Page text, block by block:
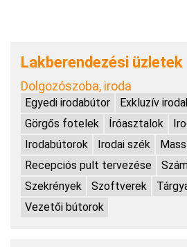
Lakberendezési üzletek
Dolgozószoba, iroda
Egyedi irodabútor
Exkluzív
Görgős fotelek
Íróasztalok
Irodabútorok
Irodai szék
Recepciós pult tervezése
Szekrények
Szoftverek
Vezetői bútorok